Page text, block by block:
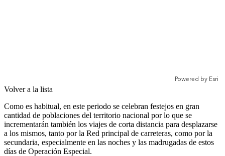
Volver a la lista
Como es habitual, en este periodo se celebran festejos en gran
cantidad de poblaciones del territorio nacional por lo que se
incrementarán también los viajes de corta distancia para desplazarse
a los mismos, tanto por la Red principal de carreteras, como por la
secundaria, especialmente en las noches y las madrugadas de estos
días de Operación Especial.